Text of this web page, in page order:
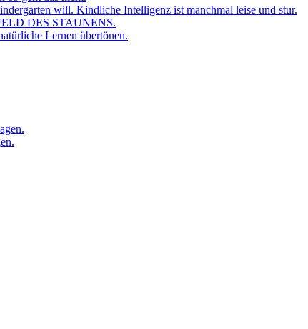
will. Kindliche Intelligenz ist manchmal leise und stur.
DES STAUNENS.
Lernen übertönen.